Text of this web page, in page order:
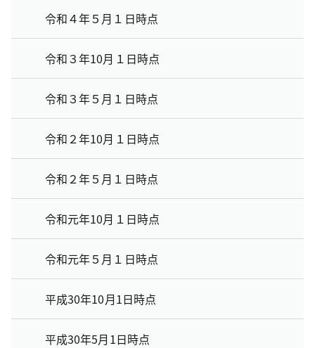
令和４年５月１日時点
令和３年10月１日時点
令和３年５月１日時点
令和２年10月１日時点
令和２年５月１日時点
令和元年10月１日時点
令和元年５月１日時点
平成30年10月1日時点
平成30年5月1日時点